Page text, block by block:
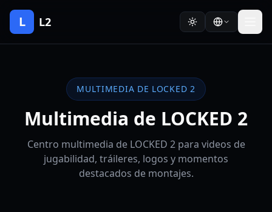
L L2
MULTIMEDIA DE LOCKED 2
Multimedia de LOCKED 2
Centro multimedia de LOCKED 2 para videos de
jugabilidad, tráileres, logos y momentos
destacados de montajes.